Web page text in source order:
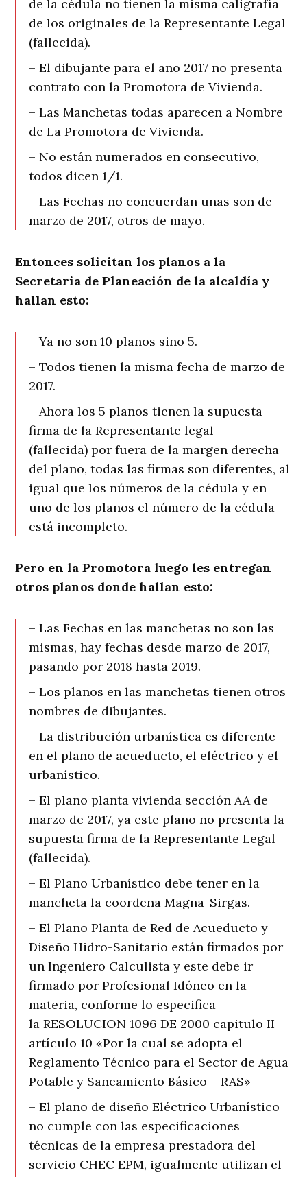
de la cédula no tienen la misma caligrafía
de los originales de la Representante Legal
(fallecida).
– El dibujante para el año 2017 no presenta
contrato con la Promotora de Vivienda.
– Las Manchetas todas aparecen a Nombre
de La Promotora de Vivienda.
– No están numerados en consecutivo,
todos dicen 1/1.
– Las Fechas no concuerdan unas son de
marzo de 2017, otros de mayo.
Entonces solicitan los planos a la
Secretaria de Planeación de la alcaldía y
hallan esto:
– Ya no son 10 planos sino 5.
– Todos tienen la misma fecha de marzo de
2017.
– Ahora los 5 planos tienen la supuesta
firma de la Representante legal
(fallecida) por fuera de la margen derecha
del plano, todas las firmas son diferentes, al
igual que los números de la cédula y en
uno de los planos el número de la cédula
está incompleto.
Pero en la Promotora luego les entregan
otros planos donde hallan esto:
– Las Fechas en las manchetas no son las
mismas, hay fechas desde marzo de 2017,
pasando por 2018 hasta 2019.
– Los planos en las manchetas tienen otros
nombres de dibujantes.
– La distribución urbanística es diferente
en el plano de acueducto, el eléctrico y el
urbanístico.
– El plano planta vivienda sección AA de
marzo de 2017, ya este plano no presenta la
supuesta firma de la Representante Legal
(fallecida).
– El Plano Urbanístico debe tener en la
mancheta la coordena Magna-Sirgas.
– El Plano Planta de Red de Acueducto y
Diseño Hidro-Sanitario están firmados por
un Ingeniero Calculista y este debe ir
firmado por Profesional Idóneo en la
materia, conforme lo especifica
la RESOLUCION 1096 DE 2000 capitulo II
artículo 10 «Por la cual se adopta el
Reglamento Técnico para el Sector de Agua
Potable y Saneamiento Básico – RAS»
– El plano de diseño Eléctrico Urbanístico
no cumple con las especificaciones
técnicas de la empresa prestadora del
servicio CHEC EPM, igualmente utilizan el